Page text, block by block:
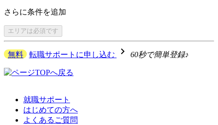
さらに条件を追加
エリアは必須です
無料 転職サポートに申し込む navigate_next 60秒で簡単登録♪
就職サポート
はじめての方へ
よくあるご質問